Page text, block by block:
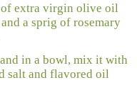
extra virgin olive oil
a sprig of rosemary
in a bowl, mix it with
salt and flavored oil